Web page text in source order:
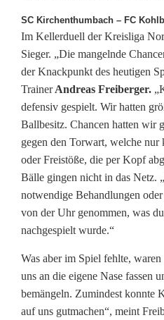
SC Kirchenthumbach – FC
Im Kellerduell der Kreisliga
Sieger. „Die mangelnde
der Knackpunkt des heutigen
TrainerAndreas Freiberger.
defensiv gespielt. Wir hatten
Ballbesitz. Chancen hatten wir
gegen den Torwart, welche nur
oder Freistöße, die per Kopf
Bälle gingen nicht in das Netz.
notwendige Behandlungen
von der Uhr genommen, was
nachgespielt wurde.“
Was aber im Spiel fehlte,
uns an die eigene Nase fassen
bemängeln. Zumindest konnte
auf uns gutmachen“, meint